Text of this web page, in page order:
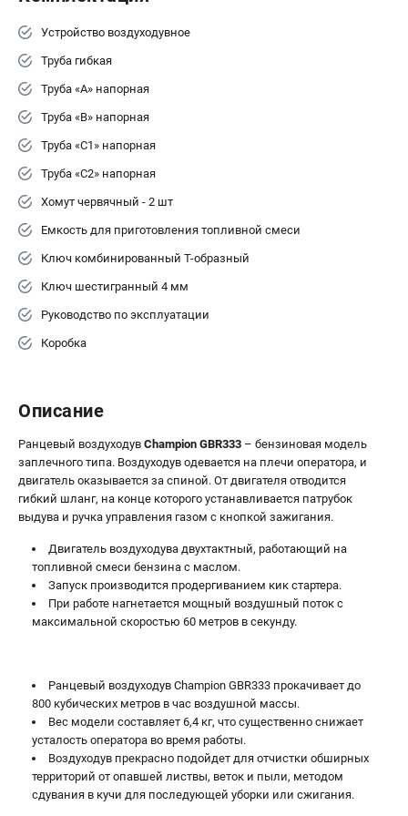
Устройство воздуходувное
Труба гибкая
Труба «А» напорная
Труба «В» напорная
Труба «С1» напорная
Труба «С2» напорная
Хомут червячный - 2 шт
Емкость для приготовления топливной смеси
Ключ комбинированный Т-образный
Ключ шестигранный 4 мм
Руководство по эксплуатации
Коробка
Описание
Ранцевый воздуходув Champion GBR333 – бензиновая модель
заплечного типа. Воздуходув одевается на плечи оператора, и
двигатель оказывается за спиной. От двигателя отводится
гибкий шланг, на конце которого устанавливается патрубок
выдува и ручка управления газом с кнопкой зажигания.
Двигатель воздуходува двухтактный, работающий на
топливной смеси бензина с маслом.
Запуск производится продергиванием кик стартера.
При работе нагнетается мощный воздушный поток с
максимальной скоростью 60 метров в секунду.
Ранцевый воздуходув Champion GBR333 прокачивает до
800 кубических метров в час воздушной массы.
Вес модели составляет 6,4 кг, что существенно снижает
усталость оператора во время работы.
Воздуходув прекрасно подойдет для отчистки обширных
территорий от опавшей листвы, веток и пыли, методом
сдувания в кучи для последующей уборки или сжигания.